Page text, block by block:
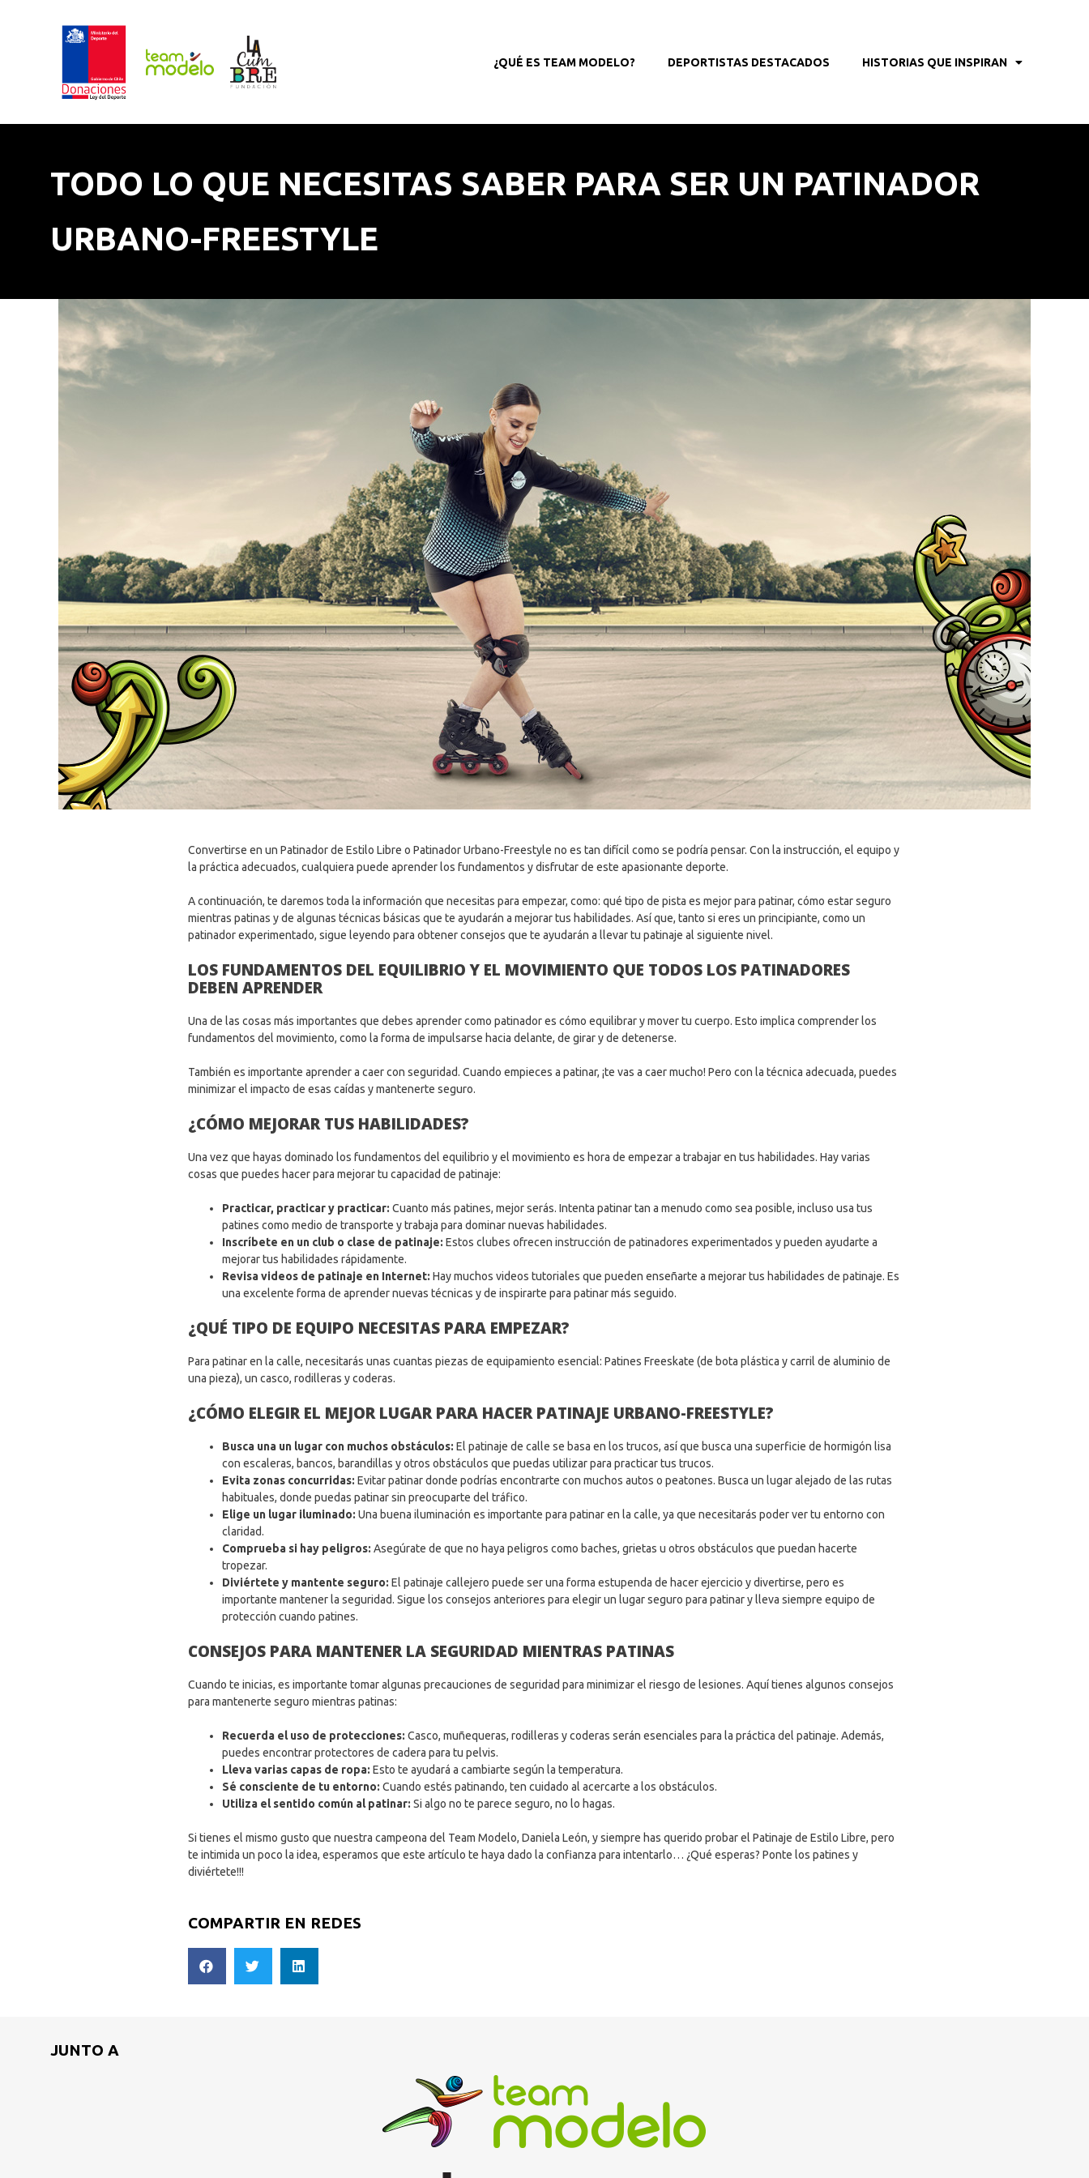
¿QUÉ ES TEAM MODELO? DEPORTISTAS DESTACADOS HISTORIAS QUE INSPIRAN
TODO LO QUE NECESITAS SABER PARA SER UN PATINADOR
URBANO-FREESTYLE
Convertirse en un Patinador de Estilo Libre o Patinador Urbano-Freestyle no es tan difícil como se podría pensar. Con la instrucción, el equipo y
la práctica adecuados, cualquiera puede aprender los fundamentos y disfrutar de este apasionante deporte.
A continuación, te daremos toda la información que necesitas para empezar, como: qué tipo de pista es mejor para patinar, cómo estar seguro
mientras patinas y de algunas técnicas básicas que te ayudarán a mejorar tus habilidades. Así que, tanto si eres un principiante, como un
patinador experimentado, sigue leyendo para obtener consejos que te ayudarán a llevar tu patinaje al siguiente nivel.
LOS FUNDAMENTOS DEL EQUILIBRIO Y EL MOVIMIENTO QUE TODOS LOS PATINADORES
DEBEN APRENDER
Una de las cosas más importantes que debes aprender como patinador es cómo equilibrar y mover tu cuerpo. Esto implica comprender los
fundamentos del movimiento, como la forma de impulsarse hacia delante, de girar y de detenerse.
También es importante aprender a caer con seguridad. Cuando empieces a patinar, ¡te vas a caer mucho! Pero con la técnica adecuada, puedes
minimizar el impacto de esas caídas y mantenerte seguro.
¿CÓMO MEJORAR TUS HABILIDADES?
Una vez que hayas dominado los fundamentos del equilibrio y el movimiento es hora de empezar a trabajar en tus habilidades. Hay varias
cosas que puedes hacer para mejorar tu capacidad de patinaje:
Practicar, practicar y practicar: Cuanto más patines, mejor serás. Intenta patinar tan a menudo como sea posible, incluso usa tus
patines como medio de transporte y trabaja para dominar nuevas habilidades.
Inscríbete en un club o clase de patinaje: Estos clubes ofrecen instrucción de patinadores experimentados y pueden ayudarte a
mejorar tus habilidades rápidamente.
Revisa videos de patinaje en Internet: Hay muchos videos tutoriales que pueden enseñarte a mejorar tus habilidades de patinaje. Es
una excelente forma de aprender nuevas técnicas y de inspirarte para patinar más seguido.
¿QUÉ TIPO DE EQUIPO NECESITAS PARA EMPEZAR?
Para patinar en la calle, necesitarás unas cuantas piezas de equipamiento esencial: Patines Freeskate (de bota plástica y carril de aluminio de
una pieza), un casco, rodilleras y coderas.
¿CÓMO ELEGIR EL MEJOR LUGAR PARA HACER PATINAJE URBANO-FREESTYLE?
Busca una un lugar con muchos obstáculos: El patinaje de calle se basa en los trucos, así que busca una superficie de hormigón lisa
con escaleras, bancos, barandillas y otros obstáculos que puedas utilizar para practicar tus trucos.
Evita zonas concurridas: Evitar patinar donde podrías encontrarte con muchos autos o peatones. Busca un lugar alejado de las rutas
habituales, donde puedas patinar sin preocuparte del tráfico.
Elige un lugar iluminado: Una buena iluminación es importante para patinar en la calle, ya que necesitarás poder ver tu entorno con
claridad.
Comprueba si hay peligros: Asegúrate de que no haya peligros como baches, grietas u otros obstáculos que puedan hacerte
tropezar.
Diviértete y mantente seguro: El patinaje callejero puede ser una forma estupenda de hacer ejercicio y divertirse, pero es
importante mantener la seguridad. Sigue los consejos anteriores para elegir un lugar seguro para patinar y lleva siempre equipo de
protección cuando patines.
CONSEJOS PARA MANTENER LA SEGURIDAD MIENTRAS PATINAS
Cuando te inicias, es importante tomar algunas precauciones de seguridad para minimizar el riesgo de lesiones. Aquí tienes algunos consejos
para mantenerte seguro mientras patinas:
Recuerda el uso de protecciones: Casco, muñequeras, rodilleras y coderas serán esenciales para la práctica del patinaje. Además,
puedes encontrar protectores de cadera para tu pelvis.
Lleva varias capas de ropa: Esto te ayudará a cambiarte según la temperatura.
Sé consciente de tu entorno: Cuando estés patinando, ten cuidado al acercarte a los obstáculos.
Utiliza el sentido común al patinar: Si algo no te parece seguro, no lo hagas.
Si tienes el mismo gusto que nuestra campeona del Team Modelo, Daniela León, y siempre has querido probar el Patinaje de Estilo Libre, pero
te intimida un poco la idea, esperamos que este artículo te haya dado la confianza para intentarlo… ¿Qué esperas? Ponte los patines y
diviértete!!!
COMPARTIR EN REDES
JUNTO A